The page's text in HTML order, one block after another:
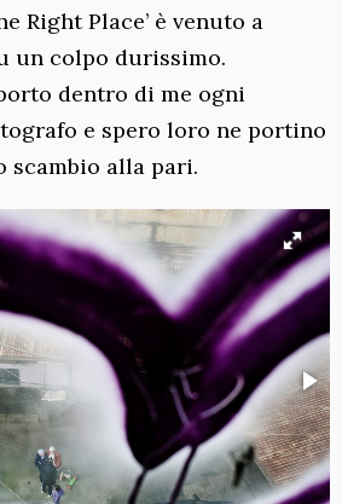
Right Place’ è venuto a
un colpo durissimo.
dentro di me ogni
e spero loro ne portino
scambio alla pari.